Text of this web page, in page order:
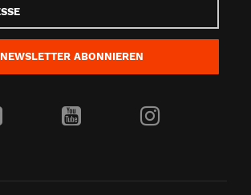
NEWSLETTER ABONNIEREN